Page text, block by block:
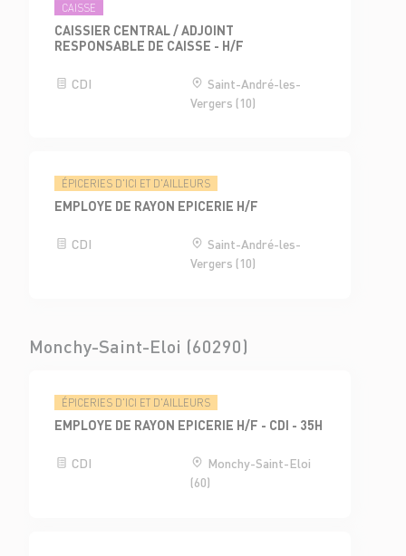
CAISSE
CAISSIER CENTRAL / ADJOINT
RESPONSABLE DE CAISSE - H/F
CDI
Saint-André-les-
Vergers (10)
ÉPICERIES D'ICI ET D'AILLEURS
EMPLOYE DE RAYON EPICERIE H/F
CDI
Saint-André-les-
Vergers (10)
Monchy-Saint-Eloi (60290)
ÉPICERIES D'ICI ET D'AILLEURS
EMPLOYE DE RAYON EPICERIE H/F - CDI - 35H
CDI
Monchy-Saint-Eloi
(60)